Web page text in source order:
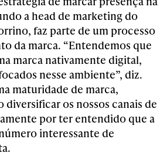
a head de marketing do
faz parte de um processo
da marca. “Entendemos que
marca nativamente digital,
nesse ambiente”, diz.
maturidade de marca,
diversificar os nossos canais de
por ter entendido que a
interessante de